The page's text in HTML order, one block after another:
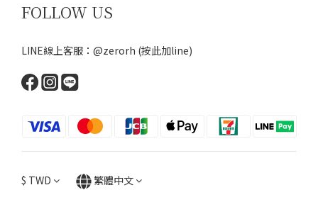
FOLLOW US
LINE線上客服：@zerorh (按此加line)
$ TWD 繁體中文